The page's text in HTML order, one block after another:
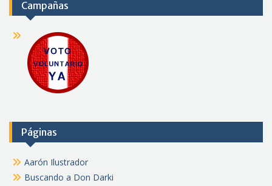
Campañas
Páginas
Aarón Ilustrador
Buscando a Don Darki